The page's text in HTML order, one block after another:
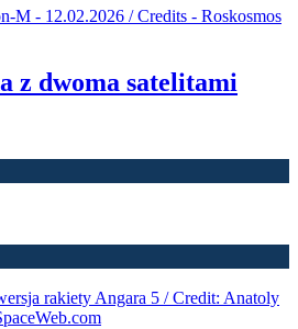
z dwoma satelitami